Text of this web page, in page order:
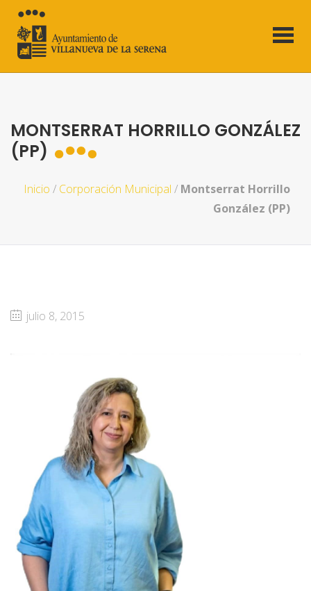
MONTSERRAT HORRILLO GONZÁLEZ
(PP)
Inicio / Corporación Municipal / Montserrat Horrillo
González (PP)
julio 8, 2015